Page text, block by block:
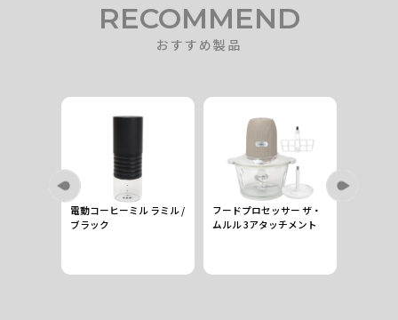
RECOMMEND
おすすめ製品
電動コーヒーミル ラミル /
ブラック
フードプロセッサー ザ・
ムルル 3アタッチメント